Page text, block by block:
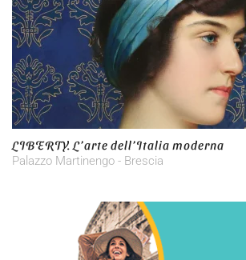
LIBERTY. L’arte dell’Italia moderna
Palazzo Martinengo - Brescia